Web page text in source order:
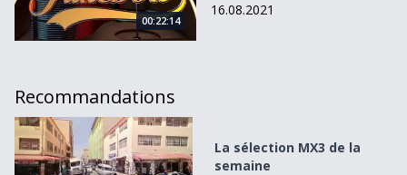
00:22:14
16.08.2021
Recommandations
La sélection MX3 de la semaine
La sélection MX3 de la
semaine